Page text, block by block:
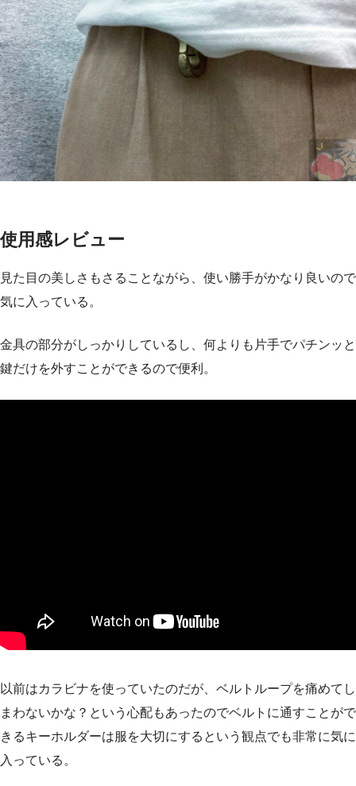
使用感レビュー
見た目の美しさもさることながら、使い勝手がかなり良いので
気に入っている。
金具の部分がしっかりしているし、何よりも片手でパチンッと
鍵だけを外すことができるので便利。
以前はカラビナを使っていたのだが、ベルトループを痛めてし
まわないかな？という心配もあったのでベルトに通すことがで
きるキーホルダーは服を大切にするという観点でも非常に気に
入っている。